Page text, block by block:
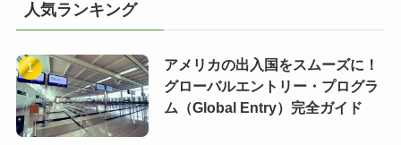
人気ランキング
アメリカの出入国をスムーズに！
グローバルエントリー・プログラ
ム（Global Entry）完全ガイド